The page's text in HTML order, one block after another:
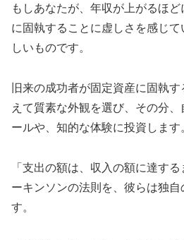
もしあなたが、年収が上がるほど
に固執することに虚しさを感じ
しいものです。
旧来の成功者が固定資産に固執
えて質素な外観を選び、その分
ールや、知的な体験に投資します
「支出の額は、収入の額に達す
ーキンソンの法則を、彼らは独自
す。